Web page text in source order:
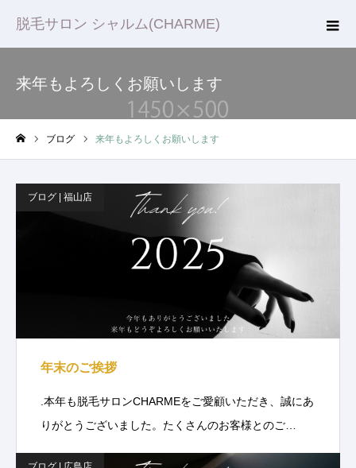
脱毛サロン シャルム(CHARME)
来年もよろしくお願いします
ブログ 来年もよろしくお願いします
ブログ | 福山店
年末のご挨拶
.本年も脱毛サロンCHARMEをご愛顧いただき、誠にあ
りがとうございました。たくさんのお客様とのご…